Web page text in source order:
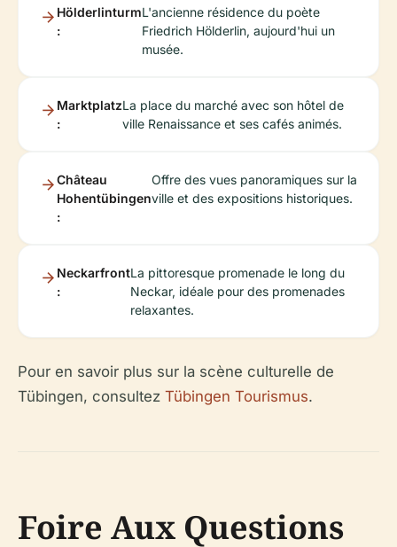
Hölderlinturm
:
L'ancienne résidence du poète
Friedrich Hölderlin, aujourd'hui un
musée.
Marktplatz
:
La place du marché avec son hôtel de
ville Renaissance et ses cafés animés.
Château
Hohentübingen
:
Offre des vues panoramiques sur la
ville et des expositions historiques.
Neckarfront
:
La pittoresque promenade le long du
Neckar, idéale pour des promenades
relaxantes.
Pour en savoir plus sur la scène culturelle de
Tübingen, consultez Tübingen Tourismus.
Foire Aux Questions